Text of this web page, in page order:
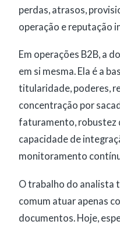
perdas, atrasos,
operação e reputação
Em operações B2B, a
em si mesma. Ela é a
titularidade, poderes,
concentração por
faturamento, robustez
capacidade de
monitoramento
O trabalho do analista
comum atuar apenas
documentos. Hoje,